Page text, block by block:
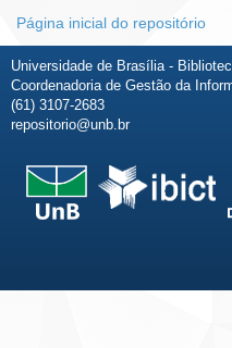
Página inicial do repositório
Universidade de Brasília -
Coordenadoria de Gestão da
(61) 3107-2683
repositorio@unb.br